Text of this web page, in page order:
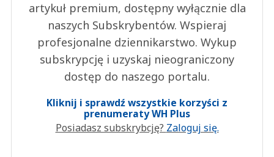
artykuł premium, dostępny wyłącznie dla
naszych Subskrybentów. Wspieraj
profesjonalne dziennikarstwo. Wykup
subskrypcję i uzyskaj nieograniczony
dostęp do naszego portalu.
Kliknij i sprawdź wszystkie korzyści z
prenumeraty WH Plus
Posiadasz subskrybcję? Zaloguj się.